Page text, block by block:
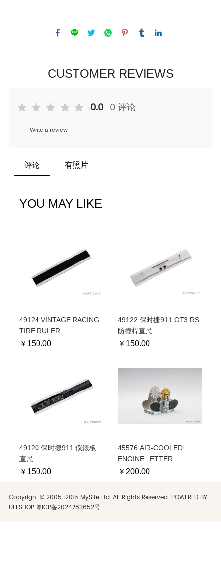
CUSTOMER REVIEWS
0.0 0 评论
Write a review
评论 有照片
YOU MAY LIKE
49124 VINTAGE RACING
TIRE RULER
￥ 150.00
49122 保时捷911 GT3 RS
防撞桿直尺
￥ 150.00
49120 保时捷911 仪錶板
直尺
￥ 150.00
45576 AIR-COOLED
ENGINE LETTER
HOLDER (YELLOW)
￥200.00
Copyright © 2005-2015 MySite Ltd. All Rights Reserved. POWERED BY
UEESHOP 粤ICP备2024283652号